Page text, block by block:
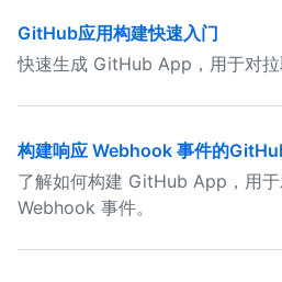
GitHub应用构建快速入门
快速生成 GitHub App，用于对拉
构建响应 Webhook 事件的
了解如何构建 GitHub App，用
Webhook 事件。